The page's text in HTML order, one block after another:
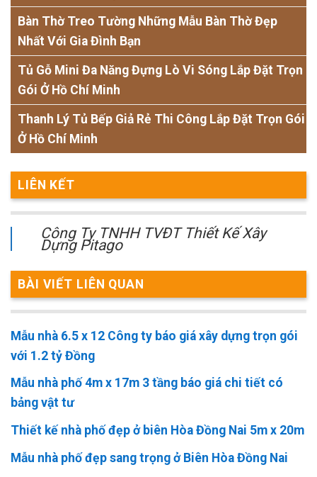
Bàn Thờ Treo Tường Những Mẫu Bàn Thờ Đẹp
Nhất Với Gia Đình Bạn
Tủ Gỗ Mini Đa Năng Đựng Lò Vi Sóng Lắp Đặt Trọn
Gói Ở Hồ Chí Minh
Thanh Lý Tủ Bếp Giả Rẻ Thi Công Lắp Đặt Trọn Gói
Ở Hồ Chí Minh
LIÊN KẾT
Công Ty TNHH TVĐT Thiết Kế Xây
Dựng Pitago
BÀI VIẾT LIÊN QUAN
Mẫu nhà 6.5 x 12 Công ty báo giá xây dựng trọn gói
với 1.2 tỷ Đồng
Mẫu nhà phố 4m x 17m 3 tầng báo giá chi tiết có
bảng vật tư
Thiết kế nhà phố đẹp ở biên Hòa Đồng Nai 5m x 20m
Mẫu nhà phố đẹp sang trọng ở Biên Hòa Đồng Nai